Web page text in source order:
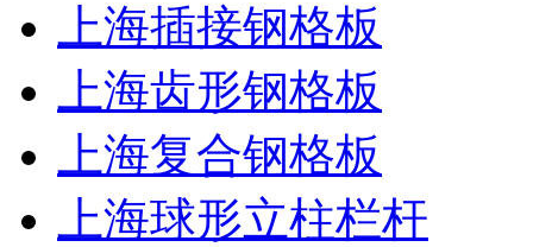
上海插接钢格板
上海齿形钢格板
上海复合钢格板
上海球形立柱栏杆